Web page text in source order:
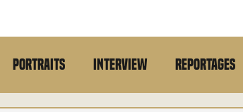
Portraits Interview Reportages